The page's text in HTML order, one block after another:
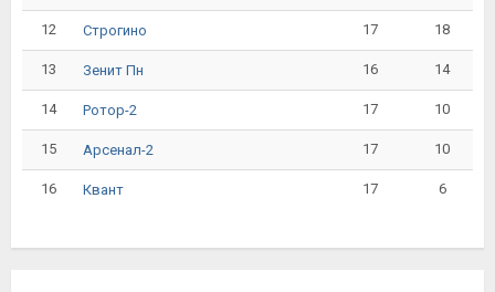
12 Строгино 17 18
13 Зенит Пн 16 14
14 Ротор-2 17 10
15 Арсенал-2 17 10
16 Квант 17 6